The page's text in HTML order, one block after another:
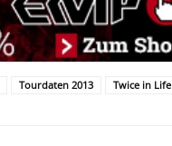
Tourdaten 2013 Twice in Life